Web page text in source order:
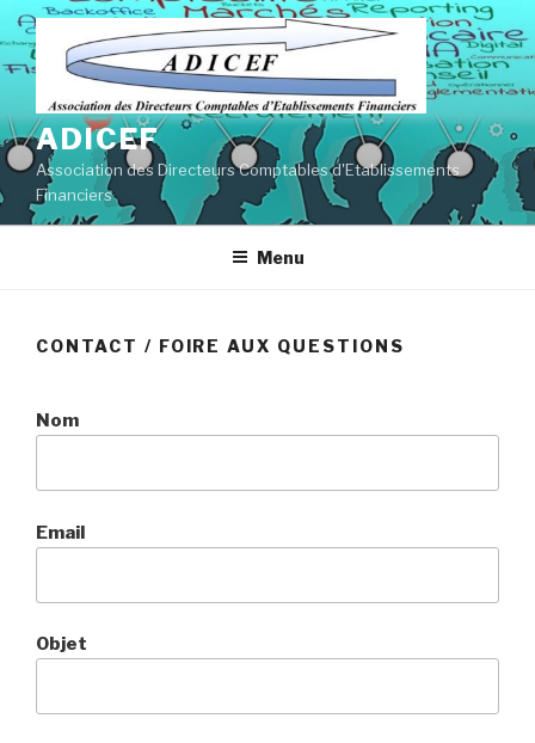
Aller
au
contenu
principal
ADICEF
Association des Directeurs Comptables d'Etablissements
Financiers
Menu
CONTACT / FOIRE AUX QUESTIONS
Nom
Email
Objet